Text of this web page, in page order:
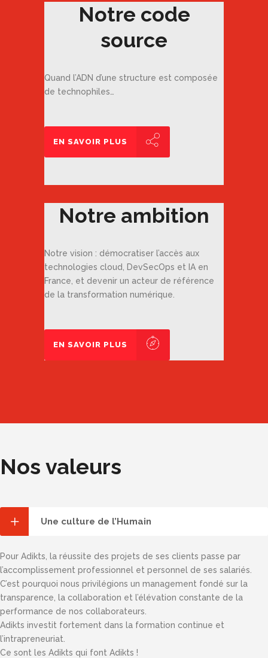
Notre code
source
Quand l’ADN d’une structure est composée
de technophiles…
EN SAVOIR PLUS
Notre ambition
Notre vision : démocratiser l’accès aux
technologies cloud, DevSecOps et IA en
France, et devenir un acteur de référence
de la transformation numérique.
EN SAVOIR PLUS
Nos valeurs
Une culture de l’Humain
Pour Adikts, la réussite des projets de ses clients passe par
l’accomplissement professionnel et personnel de ses salariés.
C’est pourquoi nous privilégions un management fondé sur la
transparence, la collaboration et l’élévation constante de la
performance de nos collaborateurs.
Adikts investit fortement dans la formation continue et
l’intrapreneuriat.
Ce sont les Adikts qui font Adikts !